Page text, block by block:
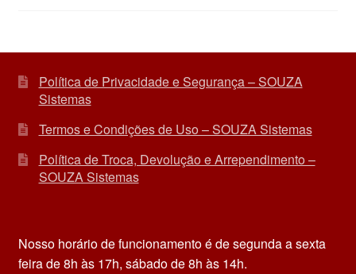
Política de Privacidade e Segurança – SOUZA
Sistemas
Termos e Condições de Uso – SOUZA Sistemas
Política de Troca, Devolução e Arrependimento –
SOUZA Sistemas
Nosso horário de funcionamento é de segunda a sexta
feira de 8h às 17h, sábado de 8h às 14h.